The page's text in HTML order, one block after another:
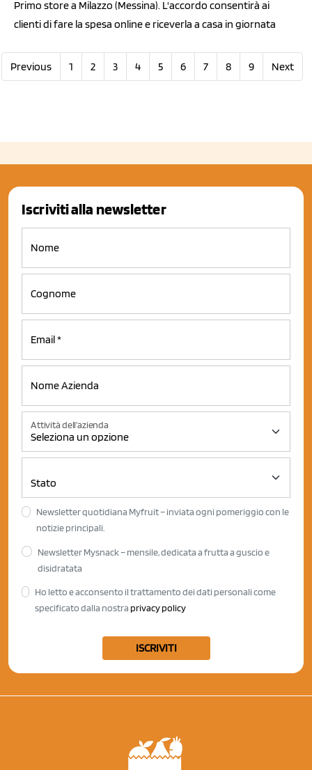
Primo store a Milazzo (Messina). L'accordo consentirà ai
clienti di fare la spesa online e riceverla a casa in giornata
Previous 1 2 3 4 5 6 7 8 9 Next
Iscriviti alla newsletter
Attività dell'azienda
Newsletter quotidiana Myfruit – inviata ogni pomeriggio con le
notizie principali.
Newsletter Mysnack – mensile, dedicata a frutta a guscio e
disidratata
Ho letto e acconsento il trattamento dei dati personali come
specificato dalla nostra privacy policy
ISCRIVITI